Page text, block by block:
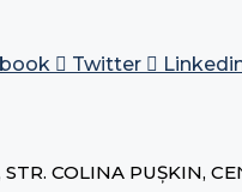
Twitter
COLINA PUȘKIN,